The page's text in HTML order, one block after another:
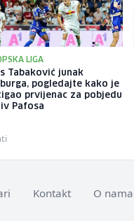
LIGA
Tabaković junak
pogledajte kako je
prvijenac za pobjedu
Pafosa
Kontakt O nama